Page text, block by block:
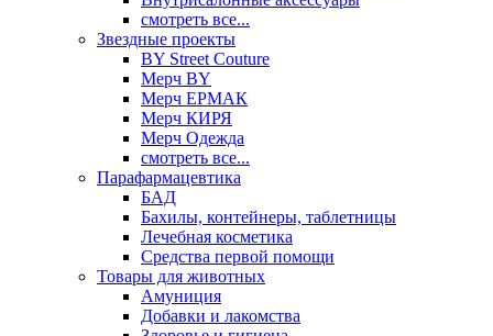
смотреть все...
Звездные проекты
BY Street Couture
Мерч BY
Мерч ЕРМАК
Мерч КИРЯ
Мерч Одежда
смотреть все...
Парафармацевтика
БАД
Бахилы, контейнеры, таблетницы
Лечебная косметика
Средства первой помощи
Товары для животных
Амуниция
Добавки и лакомства